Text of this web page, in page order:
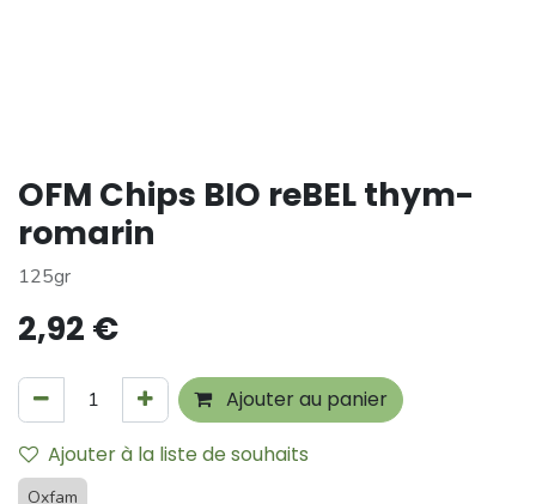
OFM Chips BIO reBEL thym-
romarin
125gr
2,92 €
Ajouter au panier
Ajouter à la liste de souhaits
Oxfam